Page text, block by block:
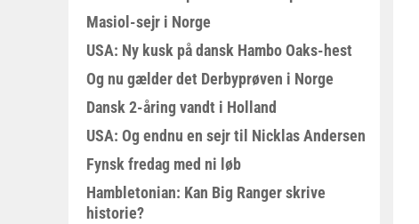
Masiol-sejr i Norge
USA: Ny kusk på dansk Hambo Oaks-hest
Og nu gælder det Derbyprøven i Norge
Dansk 2-åring vandt i Holland
USA: Og endnu en sejr til Nicklas Andersen
Fynsk fredag med ni løb
Hambletonian: Kan Big Ranger skrive
historie?